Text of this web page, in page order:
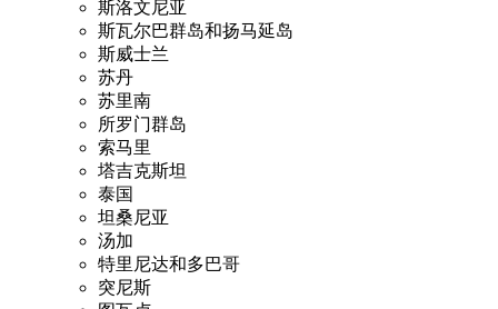
斯洛文尼亚
斯瓦尔巴群岛和扬马延岛
斯威士兰
苏丹
苏里南
所罗门群岛
索马里
塔吉克斯坦
泰国
坦桑尼亚
汤加
特里尼达和多巴哥
突尼斯